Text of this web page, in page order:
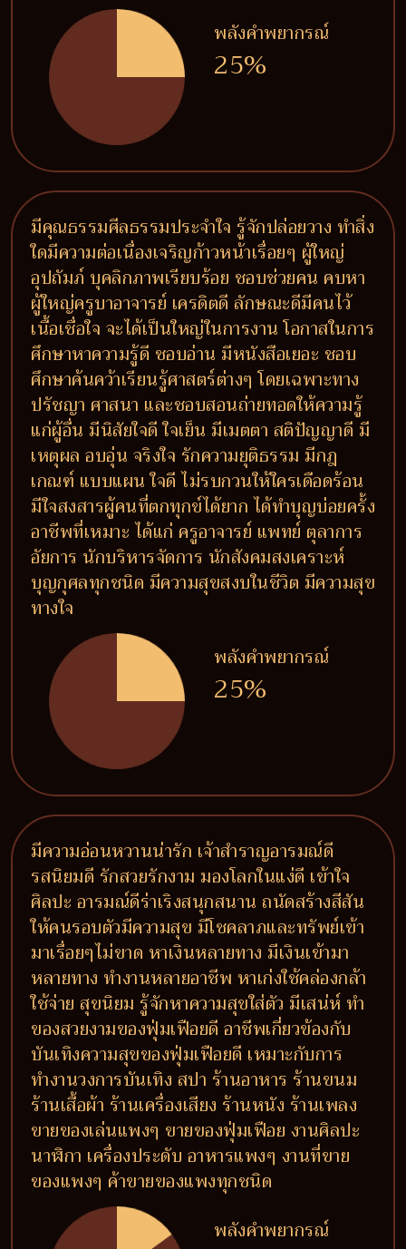
พลังคำพยากรณ์
25%
มีคุณธรรมศีลธรรมประจำใจ รู้จักปล่อยวาง ทำสิ่ง
ใดมีความต่อเนื่องเจริญก้าวหน้าเรื่อยๆ ผู้ใหญ่
อุปถัมภ์ บุคลิกภาพเรียบร้อย ชอบช่วยคน คบหา
ผู้ใหญ่ครูบาอาจารย์ เครดิตดี ลักษณะดีมีคนไว้
เนื้อเชื่อใจ จะได้เป็นใหญ่ในการงาน โอกาสในการ
ศึกษาหาความรู้ดี ชอบอ่าน มีหนังสือเยอะ ชอบ
ศึกษาค้นคว้าเรียนรู้ศาสตร์ต่างๆ โดยเฉพาะทาง
ปรัชญา ศาสนา และชอบสอนถ่ายทอดให้ความรู้
แก่ผู้อื่น มีนิสัยใจดี ใจเย็น มีเมตตา สติปัญญาดี มี
เหตุผล อบอุ่น จริงใจ รักความยุติธรรม มีกฎ
เกณฑ์ แบบแผน ใจดี ไม่รบกวนให้ใครเดือดร้อน
มีใจสงสารผู้คนที่ตกทุกข์ได้ยาก ได้ทำบุญบ่อยครั้ง
อาชีพที่เหมาะ ได้แก่ ครูอาจารย์ แพทย์ ตุลาการ
อัยการ นักบริหารจัดการ นักสังคมสงเคราะห์
บุญกุศลทุกชนิด มีความสุขสงบในชีวิต มีความสุข
ทางใจ
พลังคำพยากรณ์
25%
มีความอ่อนหวานน่ารัก เจ้าสำราญอารมณ์ดี
รสนิยมดี รักสวยรักงาม มองโลกในแง่ดี เข้าใจ
ศิลปะ อารมณ์ดีร่าเริงสนุกสนาน ถนัดสร้างสีสัน
ให้คนรอบตัวมีความสุข มีโชคลาภและทรัพย์เข้า
มาเรื่อยๆไม่ขาด หาเงินหลายทาง มีเงินเข้ามา
หลายทาง ทำงานหลายอาชีพ หาเก่งใช้คล่องกล้า
ใช้จ่าย สุขนิยม รู้จักหาความสุขใส่ตัว มีเสน่ห์ ทำ
ของสวยงามของฟุ่มเฟือยดี อาชีพเกี่ยวข้องกับ
บันเทิงความสุขของฟุ่มเฟือยดี เหมาะกับการ
ทำงานวงการบันเทิง สปา ร้านอาหาร ร้านขนม
ร้านเสื้อผ้า ร้านเครื่องเสียง ร้านหนัง ร้านเพลง
ขายของเล่นแพงๆ ขายของฟุ่มเฟือย งานศิลปะ
นาฬิกา เครื่องประดับ อาหารแพงๆ งานที่ขาย
ของแพงๆ ค้าขายของแพงทุกชนิด
พลังคำพยากรณ์